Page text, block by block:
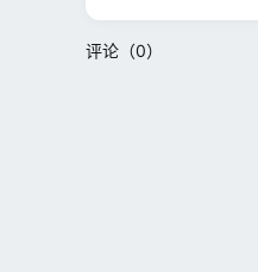
:
评论（0）